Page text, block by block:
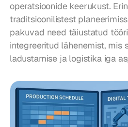
operatsioonide keerukust.
traditsioonilistest
pakuvad need täiustatud
integreeritud lähenemist, mis
ladustamise ja logistika iga